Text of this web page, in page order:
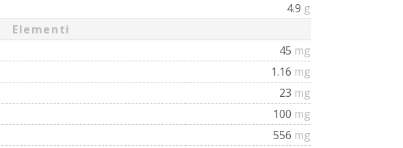
4.9 g
Elementi
45 mg
1.16 mg
23 mg
100 mg
556 mg